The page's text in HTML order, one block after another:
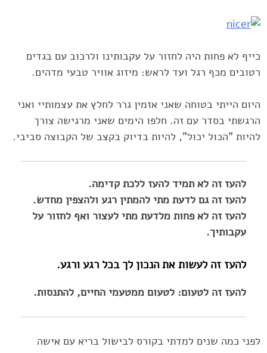
כייף לא פחות היה לחזור על עקבותינו ולרכוב עם בגדים
רטובים מכף רגל ‏ועד לראש: מיזוג אוויר טבעי מדהים.‏
היום הייתי בטוחה שאני אזמין גרר לחלץ את עצמותיי ואני
הרגשתי בסדר ‏עם זה. חלפו הימים שאני מרגישה צורך
להיות "הכול יכול", להיות בדיוק ‏בקצב של הקבוצה סביבי.‏
להעז זה לא תמיד להעז ללכת קדימה. ‏
להעז זה גם לדעת מתי להמתין רגע ולהצפין מחדש. ‏
להעז זה לא פחות מלדעת מתי לעצור ואף לחזור על
עקבותיך. ‏
להעז זה לעשות את הנכון לך בכל רגע ורגע.‏
להעז זה לטעום: לטעום ממטעמי החיים, להתנסות. ‏
לפני כמה שנים למדתי בקורס לבישול בריא עם אישה